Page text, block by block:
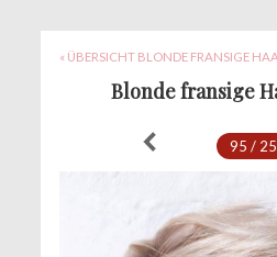
« ÜBERSICHT BLONDE FRANSIGE
Blonde fransige
95 /